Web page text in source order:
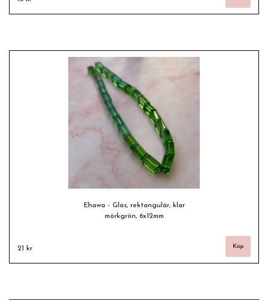
Ehawa - Glas, rektangulär, klar
mörkgrön, 6x12mm
21 kr